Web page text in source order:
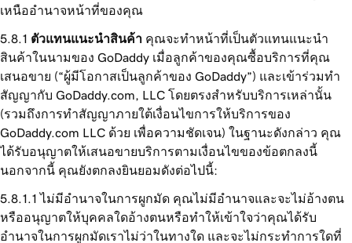
เหนืออำนาจหน้าที่ของคุณ
ตัวแทนแนะนำสินค้า คุณจะทำหน้าที่เป็นตัวแทนแนะนำ
สินค้าในนามของ GoDaddy เมื่อลูกค้าของคุณซื้อบริการที่คุณ
เสนอขาย (“ผู้มีโอกาสเป็นลูกค้าของ GoDaddy”) และเข้าร่วมทำ
สัญญากับ GoDaddy.com, LLC โดยตรงสำหรับบริการเหล่านั้น
(รวมถึงการทำสัญญาภายใต้เงื่อนไขการให้บริการของ
GoDaddy.com LLC ด้วย เพื่อความชัดเจน) ในฐานะดังกล่าว คุณ
ได้รับอนุญาตให้เสนอขายบริการตามเงื่อนไขของข้อตกลงนี้
นอกจากนี้ คุณยังตกลงยินยอมดังต่อไปนี้:
ไม่มีอำนาจในการผูกมัด คุณไม่มีอำนาจและจะไม่อ้างตน
หรืออนุญาตให้บุคคลใดอ้างตนหรือทำให้เข้าใจว่าคุณได้รับ
อำนาจในการผูกมัดเราไม่ว่าในทางใด และจะไม่กระทำการใดที่